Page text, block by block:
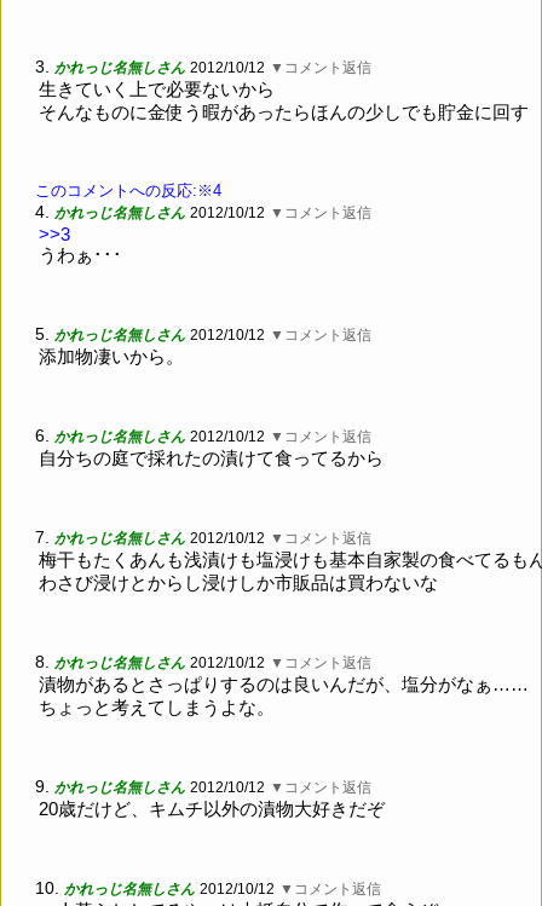
3. かれっじ名無しさん 2012/10/12 ▼コメント返信
生きていく上で必要ないから
そんなものに金使う暇があったらほんの少しでも貯金に回す
このコメントへの反応:※4
4. かれっじ名無しさん 2012/10/12 ▼コメント返信
>>3
うわぁ･･･
5. かれっじ名無しさん 2012/10/12 ▼コメント返信
添加物凄いから。
6. かれっじ名無しさん 2012/10/12 ▼コメント返信
自分ちの庭で採れたの漬けて食ってるから
7. かれっじ名無しさん 2012/10/12 ▼コメント返信
梅干もたくあんも浅漬けも塩浸けも基本自家製の食べてるも
わさび浸けとからし浸けしか市販品は買わないな
8. かれっじ名無しさん 2012/10/12 ▼コメント返信
漬物があるとさっぱりするのは良いんだが、塩分がなぁ……
ちょっと考えてしまうよな。
9. かれっじ名無しさん 2012/10/12 ▼コメント返信
20歳だけど、キムチ以外の漬物大好きだぞ
10. かれっじ名無しさん 2012/10/12 ▼コメント返信